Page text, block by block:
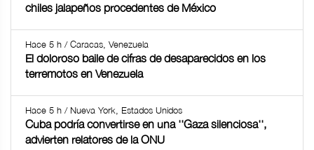
chiles jalapeños procedentes de México
Hace 5 h / Caracas, Venezuela
El doloroso baile de cifras de desaparecidos en los
terremotos en Venezuela
Hace 5 h / Nueva York, Estados Unidos
Cuba podría convertirse en una ''Gaza silenciosa'',
advierten relatores de la ONU